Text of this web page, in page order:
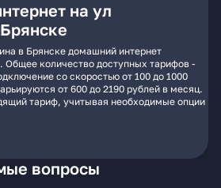
на ул
в Брянске домашний интернет
Общее количество доступных тарифов -
со скоростью от 100 до 1000
от 600 до 2190 рублей в месяц.
тариф, учитывая необходимые опции
вопросы